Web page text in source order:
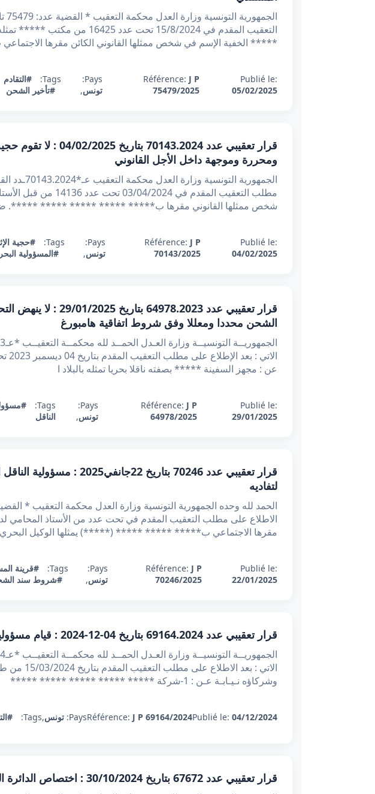
***** الخفية الإسم في شخص ممثلها القانوني الكائن مقرها
Publié le:
05/02/2025
Référence: J P
75479/2025
Pays:
تونس,
Tags: #التقادم
#تأخير الشحن
قرار تعقيبي عدد
ومحررة وموجهة داخل الأجل القانوني
مطلب التعقيب
شخص ممثلها القانوني مقرها ب***** ***** ***** ***** *****. ضــد: 1)
Publié le:
04/02/2025
Référence: J P
70143/2025
Pays:
تونس,
Tags: #حجية
#المسؤولية
قرار تعقيبي عدد
الشحن محددا ومعللا وفق شروط اتفاقية هامبورغ
عن : مجهز السفينة ***** بصفته ناقلا بحريا تمثله بالبلاد ا
Publié le:
29/01/2025
Référence: J P
64978/2025
Pays:
تونس,
Tags:
الناقل
قرار تعقيبي عدد 70246
لتفاديه
الاطلاع على مطلب التعقيب المقدم في تحت عدد من الأستاذ المحامي
مقرها الاجتماعي ب***** ***** ***** (*****) يمثلها الوكيل
Publié le:
22/01/2025
Référence: J P
70246/2025
Pays:
تونس,
Tags: #قرينة
#شروط سند
قرار تعقيبي عدد 69164.2024 بتاريخ 04-12-2024 : قيام مسؤولية أمين السفينة تجاه الشاحنين والمرسل إليهم رهين ثبوت خطئه الشخصي
الاتي :
وشركاؤه نـيـابـة عـن : 1-شركة ***** ***** ***** ***** *****
Publié le: 04/12/2024
Référence: J P 69164/2024
Pays: تونس,
Tags:
قرار تعقيبي عدد 67672 بتاريخ 30/10/2024 : اختصاص الدائرة التجارية بالنظر في النزاعات التجارية باعتباره اختصاصا حكميا إقصائيا